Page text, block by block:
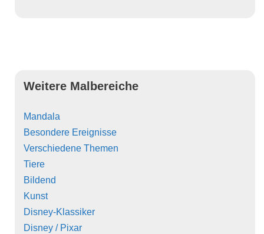
Weitere Malbereiche
Mandala
Besondere Ereignisse
Verschiedene Themen
Tiere
Bildend
Kunst
Disney-Klassiker
Disney / Pixar